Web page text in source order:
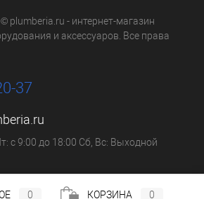
plumberia.ru - интернет-магазин
и аксессуаров. Все права
37
с 9:00 до 18:00 Сб, Вс: Выходной
0 КОРЗИНА 0